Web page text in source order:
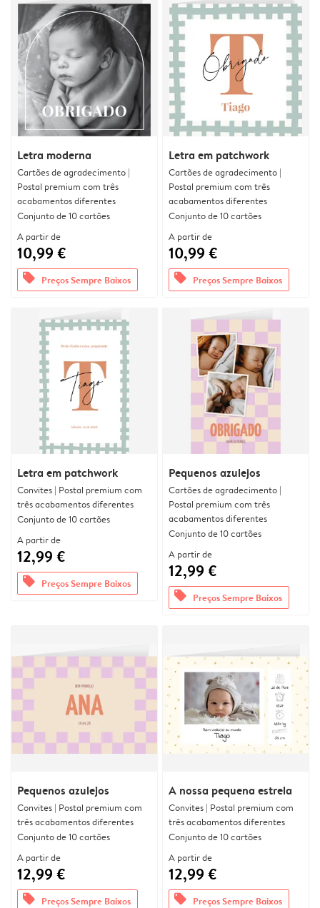
Letra moderna
Cartões de agradecimento |
Postal premium com três
acabamentos diferentes
Conjunto de 10 cartões
A partir de
10,99 €
offers Preços Sempre Baixos
Letra em patchwork
Cartões de agradecimento |
Postal premium com três
acabamentos diferentes
Conjunto de 10 cartões
A partir de
10,99 €
offers Preços Sempre Baixos
Letra em patchwork
Convites | Postal premium com
três acabamentos diferentes
Conjunto de 10 cartões
A partir de
12,99 €
offers Preços Sempre Baixos
Pequenos azulejos
Cartões de agradecimento |
Postal premium com três
acabamentos diferentes
Conjunto de 10 cartões
A partir de
12,99 €
offers Preços Sempre Baixos
Pequenos azulejos
Convites | Postal premium com
três acabamentos diferentes
Conjunto de 10 cartões
A partir de
12,99 €
offers Preços Sempre Baixos
A nossa pequena estrela
Convites | Postal premium com
três acabamentos diferentes
Conjunto de 10 cartões
A partir de
12,99 €
offers Preços Sempre Baixos